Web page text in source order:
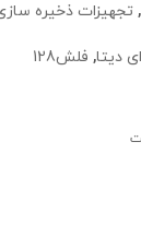
,تجهیزات ذخیره
دیتا, فلش128